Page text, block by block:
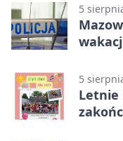
5
5
Letnie